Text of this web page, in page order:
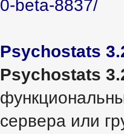
0-beta-8837/
Psychostats
Psychostats
сервера или